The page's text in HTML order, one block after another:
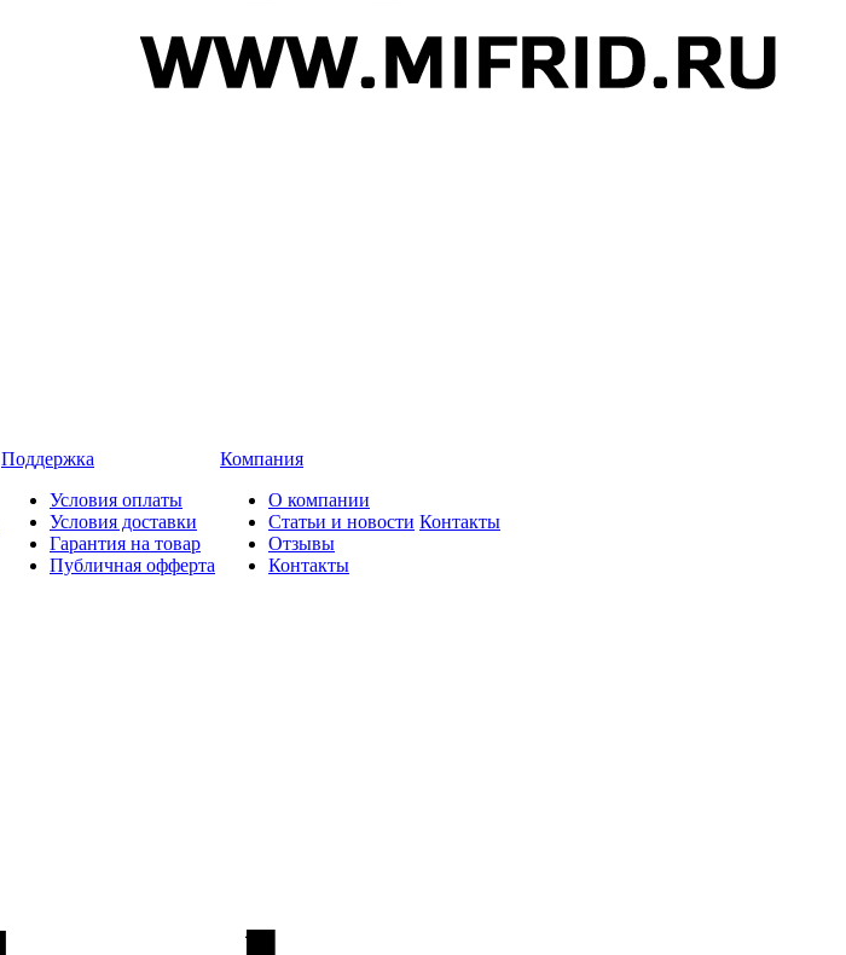
Поддержка
Условия оплаты
Условия доставки
Гарантия на товар
Публичная офферта
Компания
О компании
Статьи и новости
Отзывы
Контакты
Контакты